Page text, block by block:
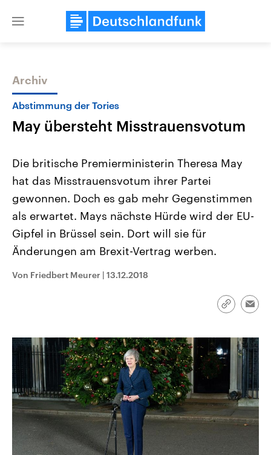
Close
Themen
Landtagswahl Sachsen-Anhalt
2026
Alle Informationen
Sachsen-Anhalt wählt am 6.
September 2026 einen neuen
Landtag. Seit 2021 wird das
Bundesland von einer Koalition aus
CDU, SPD und FDP regiert.-
USA
Aktuelle Beiträge,
Hintergründe
Wirtschaftlich und
gehören die Vereinigten
den mächtigsten Ländern
Audio-Archiv
Archiv
Abstimmung der Tories
May übersteht Misstrauensvotum
Die britische Premierministerin Theresa May
hat das Misstrauensvotum ihrer Partei
gewonnen. Doch es gab mehr Gegenstimmen
als erwartet. Mays nächste Hürde wird der EU-
Gipfel in Brüssel sein. Dort will sie für
Änderungen am Brexit-Vertrag werben.
Von Friedbert Meurer | 13.12.2018
Link